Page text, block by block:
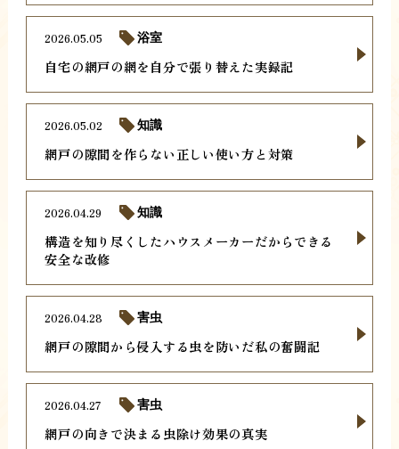
自宅の網戸の網を自分で張り替えた実録記
2026.05.05 浴室
網戸の隙間を作らない正しい使い方と対策
2026.05.02 知識
構造を知り尽くしたハウスメーカーだからできる
安全な改修
2026.04.29 知識
網戸の隙間から侵入する虫を防いだ私の奮闘記
2026.04.28 害虫
網戸の向きで決まる虫除け効果の真実
2026.04.27 害虫